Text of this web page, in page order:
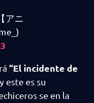
アニ
“El incidente de
y este es su
se en la